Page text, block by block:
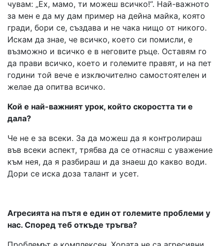
чувам: „Ех, мамо, ти можеш всичко!“. Най-важното
за мен е да му дам пример на дейна майка, която
гради, бори се, създава и не чака нищо от никого.
Искам да знае, че всичко, което си помисли, е
възможно и всичко е в неговите ръце. Оставям го
да прави всичко, което и големите правят, и на пет
години той вече е изключително самостоятелен и
желае да опитва всичко.
Кой е най-важният урок, който скоростта ти е
дала?
Че не е за всеки. За да можеш да я контролираш
във всеки аспект, трябва да се отнасяш с уважение
към нея, да я разбираш и да знаеш до какво води.
Дори се иска доза талант и усет.
Агресията на пътя е един от големите проблеми у
нас. Според теб откъде тръгва?